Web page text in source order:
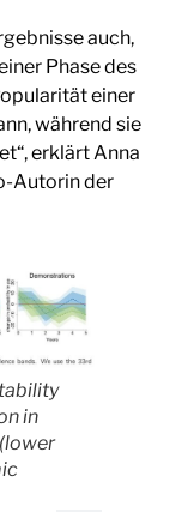
auch,
Phase des
einer
während sie
erklärt Anna
Autorin der
in